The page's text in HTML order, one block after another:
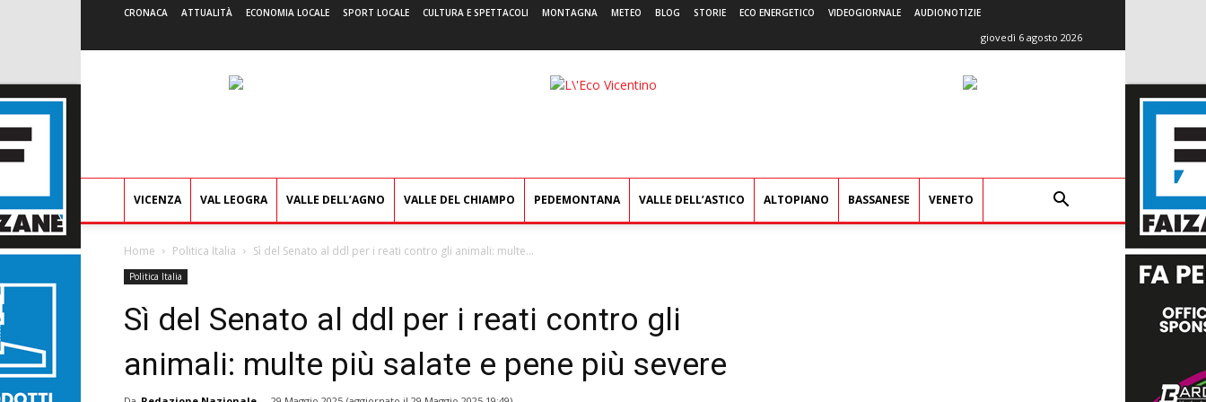
CRONACA ATTUALITÀ ECONOMIA LOCALE SPORT LOCALE CULTURA E SPETTACOLI MONTAGNA METEO BLOG STORIE ECO ENERGETICO VIDEOGIORNALE AUDIONOTIZIE
giovedì 6 agosto 2026
L'Eco
VICENZA VAL LEOGRA VALLE DELL’AGNO VALLE DEL CHIAMPO PEDEMONTANA VALLE DELL’ASTICO ALTOPIANO BASSANESE VENETO
Home Politica Italia Sì del Senato al ddl per i reati contro gli animali: multe...
Politica Italia
Sì del Senato al ddl per i reati contro gli
animali: multe più salate e pene più severe